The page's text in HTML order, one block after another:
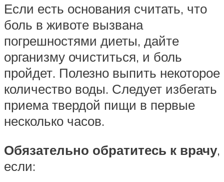
Если есть основания считать, что
боль в животе вызвана
погрешностями диеты, дайте
организму очиститься, и боль
пройдет. Полезно выпить некоторое
количество воды. Следует избегать
приема твердой пищи в первые
несколько часов.
Обязательно обратитесь к врачу,
если: